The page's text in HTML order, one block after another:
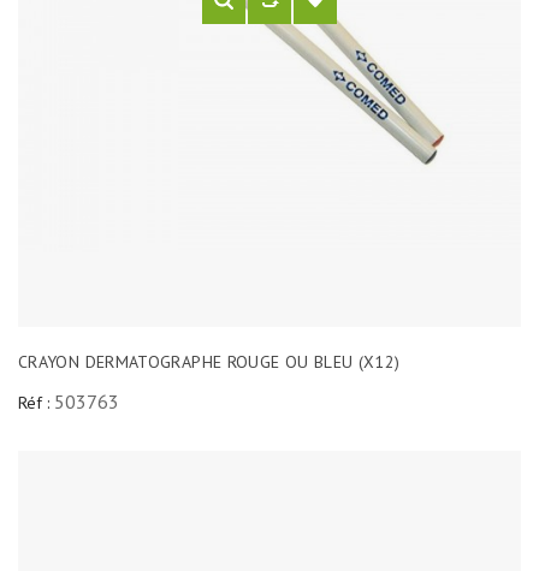
CRAYON DERMATOGRAPHE ROUGE OU BLEU (X12)
Réf : 503763